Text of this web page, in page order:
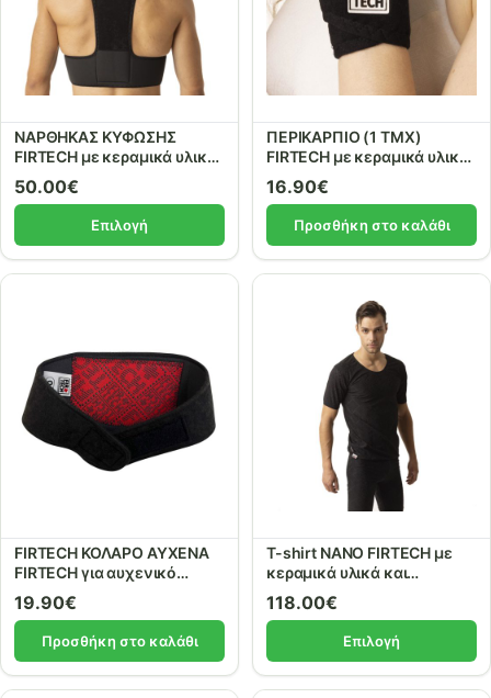
ΝΑΡΘΗΚΑΣ ΚΥΦΩΣΗΣ
FIRTECH με κεραμικά υλικά,
μπανέλα στήριξης
πολυκαρμπονέ και
μέταλλα. ref.91420
50.00€
Επιλογή
ΠΕΡΙΚΑΡΠΙΟ (1 ΤΜΧ)
FIRTECH με κεραμικά υλικά
και μέταλλα. ref. 91326
16.90€
Προσθήκη στο καλάθι
FIRTECH ΚΟΛΑΡΟ ΑΥΧΕΝΑ
FIRTECH για αυχενικό
σύνδρομο με κεραμικά
υλικά και μέταλλα. ref.91210
ONE SIZE
19.90€
Προσθήκη στο καλάθι
T-shirt NANO FIRTECH με
κεραμικά υλικά και
μέταλλα. ref.91315
118.00€
Επιλογή